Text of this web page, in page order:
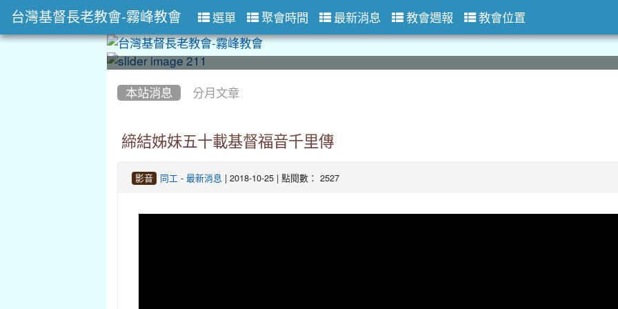
本站消息 分月文章
締結姊妹五十載基督福音千里傳
影音 同工 - 最新消息 | 2018-10-25 | 點閱數： 2527
台灣基督長老教會-霧峰教會 ::: 選單 聚會時間 最新消息 教會週報 教會位置